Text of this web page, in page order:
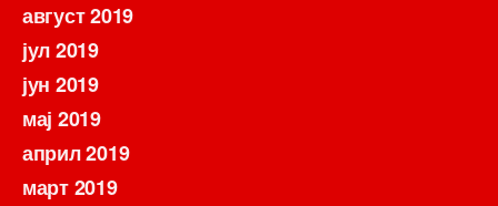
август 2019
јул 2019
јун 2019
мај 2019
април 2019
март 2019